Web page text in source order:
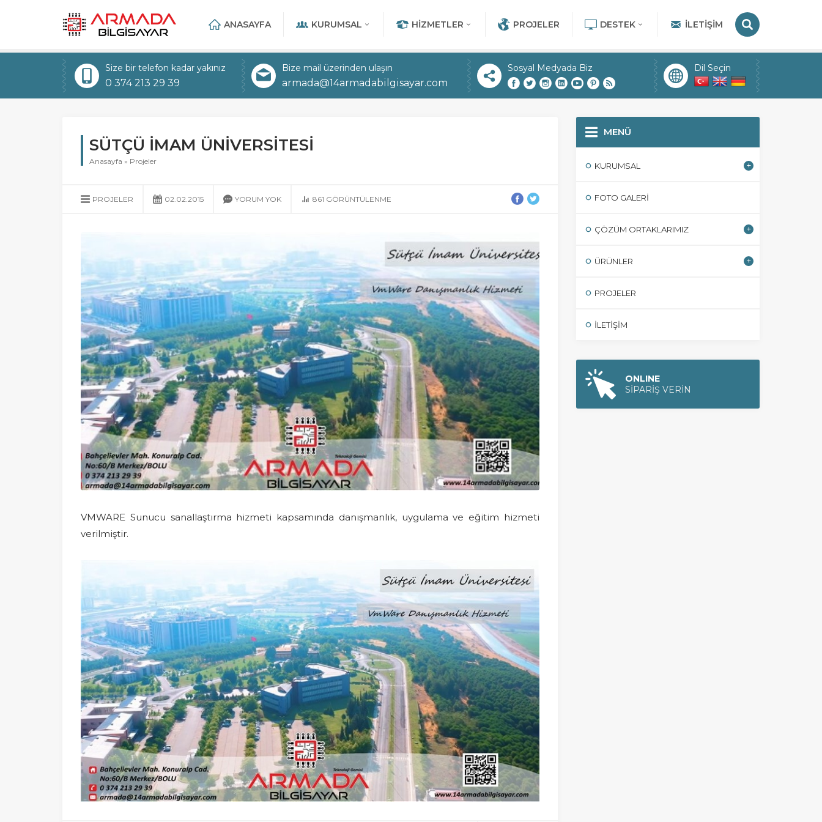
ANASAYFA KURUMSAL HIZMETLER PROJELER DESTEK İLETIŞIM
Size bir telefon kadar yakınız
0 374 213 29 39
Bize mail üzerinden ulaşın
armada@14armadabilgisayar.com
Sosyal Medyada Biz Dil Seçin
SÜTÇÜ İMAM ÜNİVERSİTESİ
Anasayfa » Projeler
PROJELER 02.02.2015 YORUM YOK 861 GÖRÜNTÜLENME
VMWARE Sunucu sanallaştırma hizmeti kapsamında danışmanlık, uygulama ve eğitim hizmeti
verilmiştir.
MENÜ
KURUMSAL
FOTO GALERI
ÇÖZÜM ORTAKLARIMIZ
ÜRÜNLER
PROJELER
İLETIŞIM
ONLINE
SİPARİŞ VERİN